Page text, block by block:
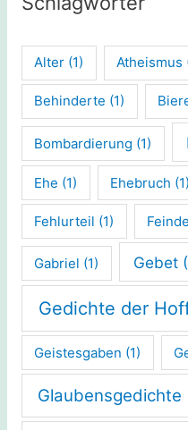
Alter (1) Atheismus
Behinderte (1)
Bombardierung (1)
Ehe (1) Ehebruch (1)
Fehlurteil (1)
Gabriel (1) Gebet
Gedichte der
Geistesgaben (1)
Glaubensgedichte